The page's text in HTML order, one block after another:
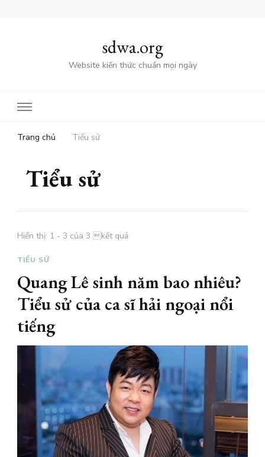
sdwa.org
Website kiến thức chuẩn mọi ngày
Trang chủ Tiểu sử
Tiểu sử
Hiển thị: 1 - 3 của 3 kết quả
TIỂU SỬ
Quang Lê sinh năm bao nhiêu?
Tiểu sử của ca sĩ hải ngoại nổi
tiếng